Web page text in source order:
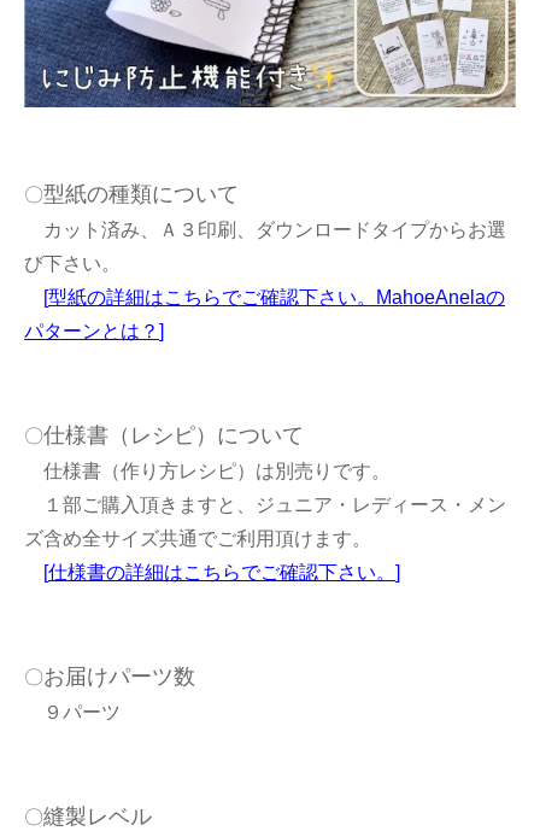
〇型紙の種類について
カット済み、Ａ３印刷、ダウンロードタイプからお選
び下さい。
[型紙の詳細はこちらでご確認下さい。MahoeAnelaの
パターンとは？ ]
〇仕様書（レシピ）について
仕様書（作り方レシピ）は別売りです。
１部ご購入頂きますと、ジュニア・レディース・メン
ズ含め全サイズ共通でご利用頂けます。
[仕様書の詳細はこちらでご確認下さい。 ]
〇お届けパーツ数
９パーツ
〇縫製レベル